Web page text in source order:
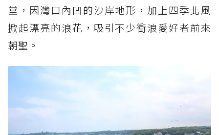
堂，因灣口內凹的沙岸地形，加上四季北風
掀起漂亮的浪花，吸引不少衝浪愛好者前來
朝聖。